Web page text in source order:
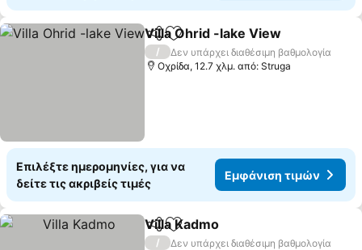
Κοινοποίηση
Προσθήκη στα αγαπημένα
Villa Ohrid -lake View
/
Δεν υπάρχει διαθέσιμη βαθμολογία
Οχρίδα, 12.7 χλμ. από: Struga
Επιλέξτε ημερομηνίες, για να
δείτε τις ακριβείς τιμές
Εμφάνιση τιμών
Κοινοποίηση
Προσθήκη στα αγαπημένα
Villa Kadmo
/
Δεν υπάρχει διαθέσιμη βαθμολογία